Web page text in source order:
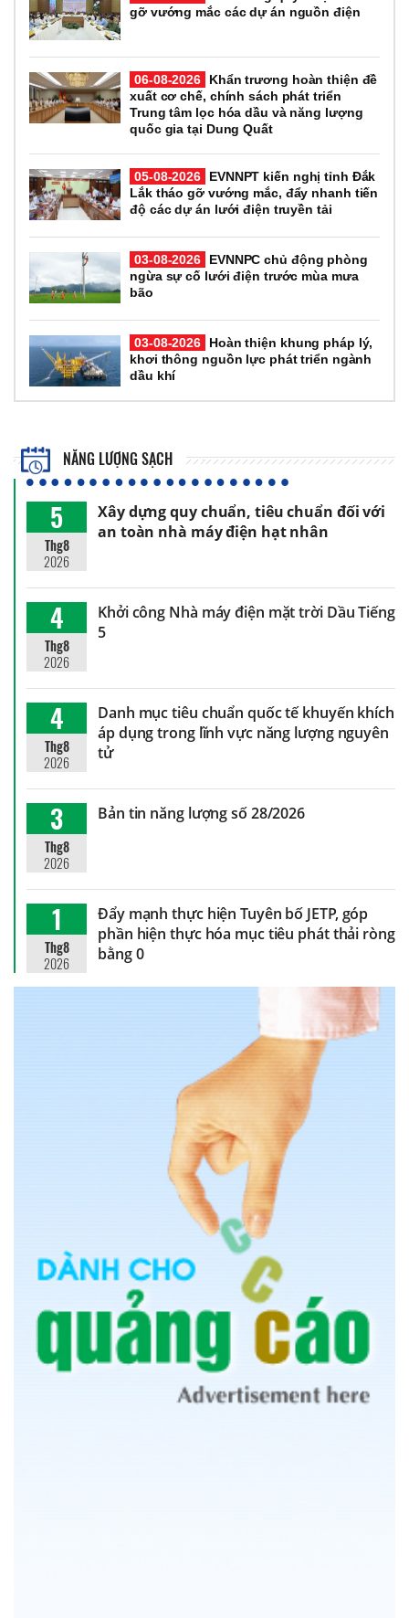
gỡ vướng mắc các dự án nguồn điện
06-08-2026
Khẩn trương hoàn thiện đề
xuất cơ chế, chính sách phát triển
Trung tâm lọc hóa dầu và năng lượng
quốc gia tại Dung Quất
05-08-2026
EVNNPT kiến nghị tỉnh Đắk
Lắk tháo gỡ vướng mắc, đẩy nhanh tiến
độ các dự án lưới điện truyền tải
03-08-2026
EVNNPC chủ động phòng
ngừa sự cố lưới điện trước mùa mưa
bão
03-08-2026
Hoàn thiện khung pháp lý,
khơi thông nguồn lực phát triển ngành
dầu khí
NĂNG LƯỢNG SẠCH
5
Thg8
2026
Xây dựng quy chuẩn, tiêu chuẩn đối với
an toàn nhà máy điện hạt nhân
4
Thg8
2026
Khởi công Nhà máy điện mặt trời Dầu Tiếng
5
4
Thg8
2026
Danh mục tiêu chuẩn quốc tế khuyến khích
áp dụng trong lĩnh vực năng lượng nguyên
tử
3
Thg8
2026
Bản tin năng lượng số 28/2026
1
Thg8
2026
Đẩy mạnh thực hiện Tuyên bố JETP, góp
phần hiện thực hóa mục tiêu phát thải ròng
bằng 0